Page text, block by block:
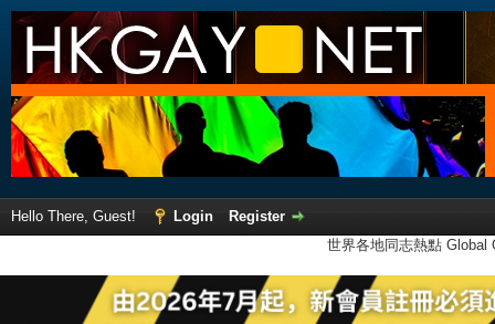
Hello There, Guest! Login
Register
世界各地同志熱點